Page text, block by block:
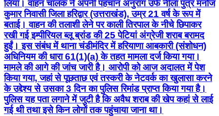
लिया। वाहन चालक ने अपनी पहचान अनुराग उर्फ नीला पुत्र मनोज
कुमार निवासी जिला हरिद्वार (उत्तराखंड), उम्र 21 वर्ष के रूप में
बताई। वाहन की तलाशी लेने पर काली तिरपाल के नीचे छिपाकर
रखी गई इम्पीरियल ब्लू ब्रांड की 25 पेटियां अंग्रेजी शराब बरामद
हुईं। इस संबंध में थाना चंडीमंदिर में हरियाणा आबकारी (संशोधन)
अधिनियम की धारा 61(1)(a) के तहत मामला दर्ज किया गया।
मामले की आगे की जांच जारी है। आरोपी को आज अदालत में पेश
किया गया, जहां से पूछताछ एवं तस्करी के नेटवर्क का खुलासा करने
के उद्देश्य से उसका 3 दिन का पुलिस रिमांड प्राप्त किया गया है।
पुलिस यह पता लगाने में जुटी है कि अवैध शराब की खेप कहां से लाई
गई थी तथा इसे किन लोगों तक पहुंचाया जाना था।